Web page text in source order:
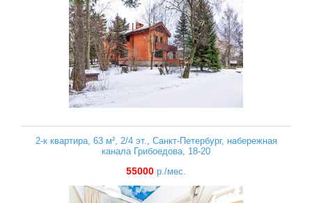
2-к квартира, 63 м², 2/4 эт., Санкт-Петербург, набережная
канала Грибоедова, 18-20
55000 р./мес.